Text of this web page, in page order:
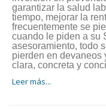
garantizar la salud
tiempo, mejorar la
frecuentemente se
cuando le piden a su
asesoramiento, todo
pierden en devaneos
clara, concreta y
Leer más...